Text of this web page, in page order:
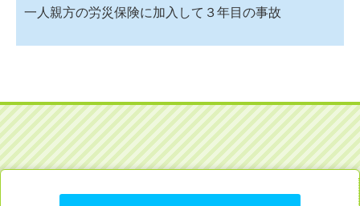
一人親方の労災保険に加入して３年目の事故